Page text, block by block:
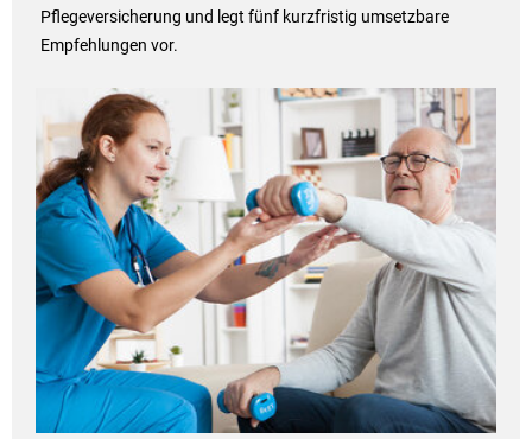
Pflegeversicherung und legt fünf kurzfristig umsetzbare
Empfehlungen vor.